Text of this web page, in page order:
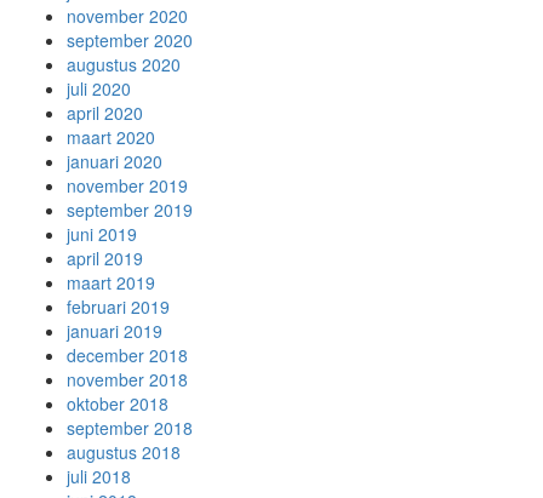
november 2020
september 2020
augustus 2020
juli 2020
april 2020
maart 2020
januari 2020
november 2019
september 2019
juni 2019
april 2019
maart 2019
februari 2019
januari 2019
december 2018
november 2018
oktober 2018
september 2018
augustus 2018
juli 2018